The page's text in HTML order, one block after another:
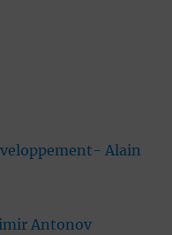
Alain
Antonov